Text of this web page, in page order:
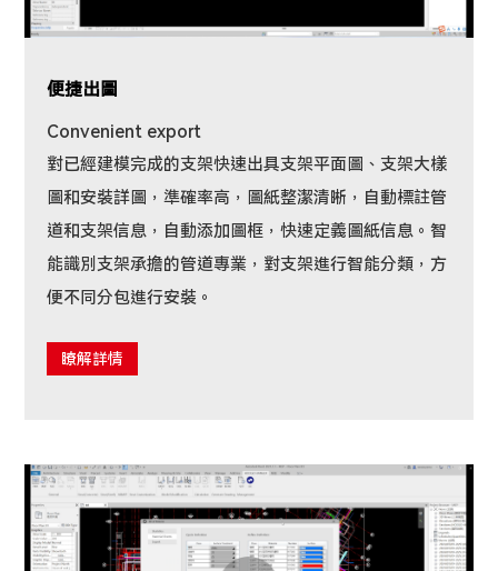
便捷出圖
Convenient export
對已經建模完成的支架快速出具支架平面圖、支架大樣
圖和安裝詳圖，準確率高，圖紙整潔清晰，自動標註管
道和支架信息，自動添加圖框，快速定義圖紙信息。智
能識別支架承擔的管道專業，對支架進行智能分類，方
便不同分包進行安裝。
瞭解詳情